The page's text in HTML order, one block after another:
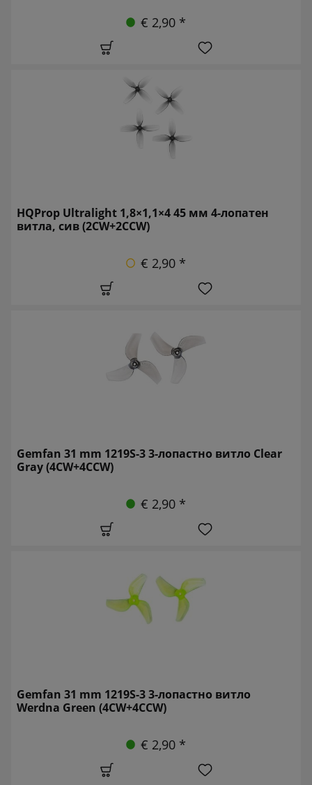
€ 2,90 *
HQProp Ultralight 1,8×1,1×4 45 мм 4-лопатен
витла, сив (2CW+2CCW)
€ 2,90 *
Gemfan 31 mm 1219S-3 3-лопастно витло Clear
Gray (4CW+4CCW)
€ 2,90 *
Gemfan 31 mm 1219S-3 3-лопастно витло
Werdna Green (4CW+4CCW)
€ 2,90 *